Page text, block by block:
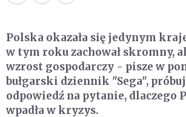
Polska okazała się jedynym
w tym roku zachował skromny,
wzrost gospodarczy - pisze w
bułgarski dziennik "Sega",
odpowiedź na pytanie, dlaczego
wpadła w kryzys.